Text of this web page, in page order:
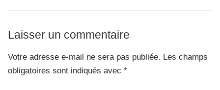
Laisser un commentaire
Votre adresse e-mail ne sera pas publiée. Les champs
obligatoires sont indiqués avec *